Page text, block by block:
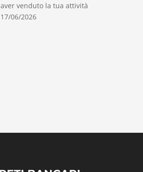
aver venduto la tua attività
17/06/2026